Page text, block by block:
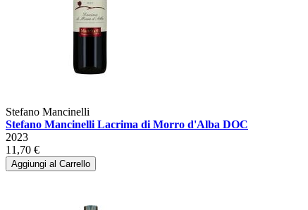
Stefano Mancinelli
Stefano Mancinelli Lacrima di Morro d'Alba DOC
2023
11,70 €
Aggiungi al Carrello